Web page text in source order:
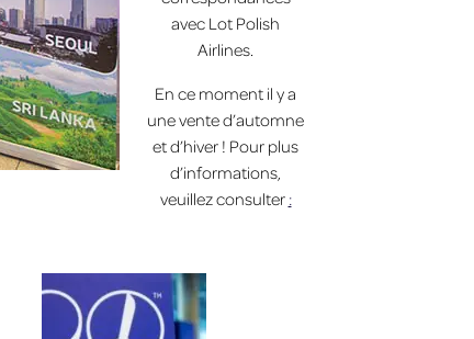
avec Lot Polish
Airlines.
En ce moment il y a
une vente d’automne
et d’hiver ! Pour plus
d’informations,
veuillez consulter :